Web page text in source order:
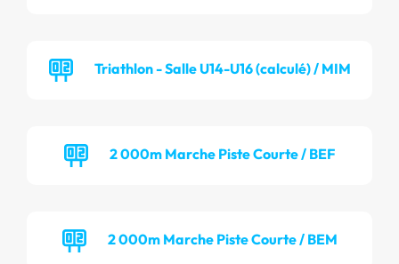
Triathlon - Salle U14-U16 (calculé) / MIM
2 000m Marche Piste Courte / BEF
2 000m Marche Piste Courte / BEM